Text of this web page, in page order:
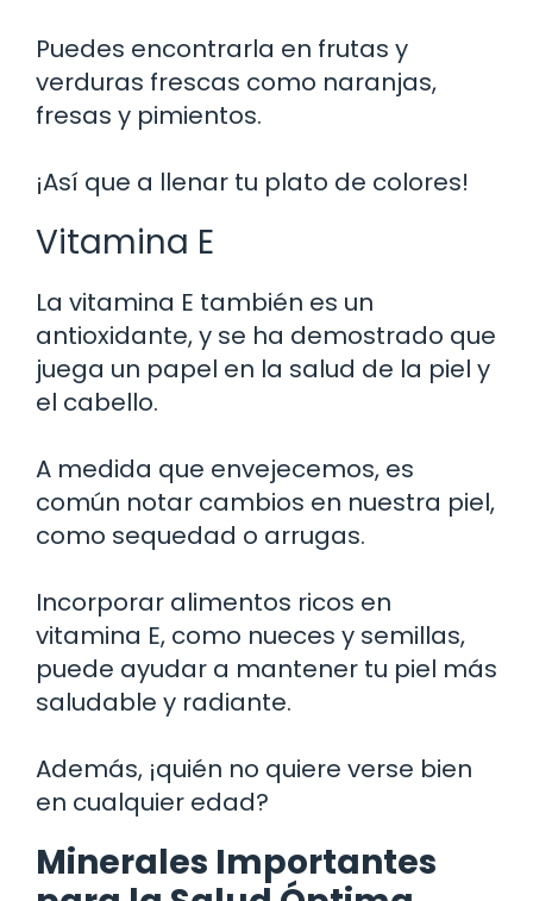
Puedes encontrarla en frutas y
verduras frescas como naranjas,
fresas y pimientos.
¡Así que a llenar tu plato de colores!
Vitamina E
La vitamina E también es un
antioxidante, y se ha demostrado que
juega un papel en la salud de la piel y
el cabello.
A medida que envejecemos, es
común notar cambios en nuestra piel,
como sequedad o arrugas.
Incorporar alimentos ricos en
vitamina E, como nueces y semillas,
puede ayudar a mantener tu piel más
saludable y radiante.
Además, ¡quién no quiere verse bien
en cualquier edad?
Minerales Importantes